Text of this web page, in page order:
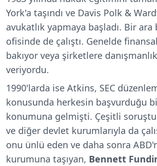
York'a taşındı ve Davis Polk &
avukatlık yapmaya başladı. Bir
ofisinde de çalıştı. Genelde
bakıyor veya şirketlere
veriyordu.
1990'larda ise Atkins, SEC
konusunda herkesin başvurduğu
konumuna gelmişti. Çeşitli
ve diğer devlet kurumlarıyla da
onu ünlü eden ve daha sonra
kurumuna taşıyan, Bennett